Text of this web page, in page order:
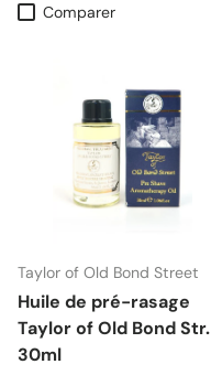
Comparer
Taylor of Old Bond Street
Huile de pré-rasage
Taylor of Old Bond Str.
30ml